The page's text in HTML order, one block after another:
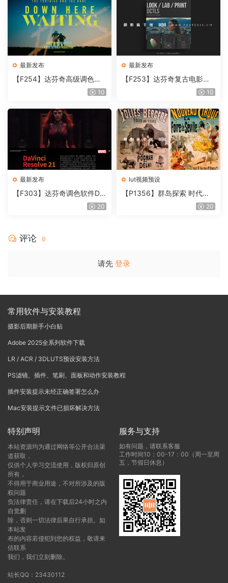
最新发布
【F254】达芬奇高级调色插
件 Contour V2.2.2 WinMac10
最新发布
【F253】达芬奇复古电影胶
片质感DCTL节点调色预设 M
T V4.0
10
最新发布
【F303】达芬奇调色软件Da
Vinci Resolve Studio21.0.320
lut视频预设
【P1356】群岛探索 时代马
戏团 – QUEST 60 调色预设A
20
评论 0
请先 登录
常用软件与安装教程
摄影后期新手小白贴
Adobe 2025全系列软件下载
LR / ACR / 3DLUTS预设安装方法
PS滤镜、插件、笔刷、面板和动作安装教程
插件安装提示未经正确签署怎么办
Mac安装提示文件已损坏解决方法
特别声明
本站资源均为通过网络等公开合法渠
道获取，
仅供个人学习交流使用，版权归原创
所有，
不得用于商业用途，不对所涉及的版
权问题
负法律责任，请在下载后24小时之内
自觉删
除，否则一切法律后果自行承担。如
本站发
布的内容若侵犯到您的权益，敬请来
信联系
我们，我们立刻删除。
站长QQ：23430112
服务与支持
如有问题，请联系客服
工作时间10：00-17：00（周一至周
五，节假日休息）